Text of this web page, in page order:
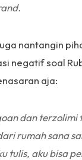
nantangin
negatif soal
aja:
dan
rumah sana
tulis, aku bisa